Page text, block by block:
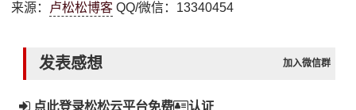
来源： 卢松松博客 QQ/微信：13340454
发表感想 加入微信群
点此登录松松云平台免费 认证